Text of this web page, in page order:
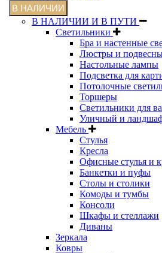
В НАЛИЧИИ
В НАЛИЧИИ И В ПУТИ
Светильники
Бра и настенные
Люстры и
Настольные лампы
Подсветка для
Потолочные
Торшеры
Светильники для
Уличный и
Мебель
Стулья
Кресла
Офисные стулья и
Банкетки и пуфы
Столы и столики
Комоды и тумбы
Консоли
Шкафы и стеллажи
Диваны
Зеркала
Ковры